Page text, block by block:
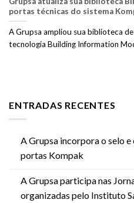
ENTRADAS RECENTES
A Grupsa incorpora o selo e
portas Kompak
A Grupsa participa nas
organizadas pelo Instituto
portas técnicas do sistema
A Grupsa ampliou sua biblioteca
tecnologia Building Information